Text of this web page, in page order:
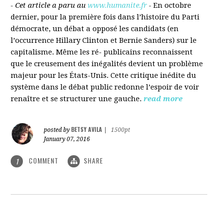
- Cet article a paru au www.humanite.fr - En octobre
dernier, pour la première fois dans l’histoire du Parti
démocrate, un débat a opposé les candidats (en
l’occurrence Hillary Clinton et Bernie Sanders) sur le
capitalisme. Même les ré- publicains reconnaissent
que le creusement des inégalités devient un problème
majeur pour les États-Unis. Cette critique inédite du
système dans le débat public redonne l’espoir de voir
renaître et se structurer une gauche. read more
posted by BETSY AVILA
1500pt
January 07, 2016
1 COMMENT SHARE